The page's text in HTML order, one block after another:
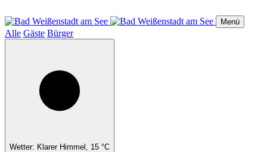
zum
Inhalt
Menü
Alle Gäste Bürger
Wetter: Klarer Himmel, 15 °C